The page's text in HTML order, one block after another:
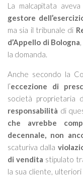
La malcapitata
gestore
ma sia il tribunale di
d’Appello di Bologna
la domanda.
Anche secondo la
l’eccezione di
società proprietaria
responsabilità di
che avrebbe
decennale, non
scaturiva dalla
di vendita stipulato
la sua cliente,